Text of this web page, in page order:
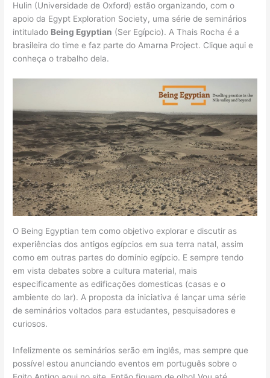
Hulin (Universidade de Oxford) estão organizando, com o
apoio da Egypt Exploration Society, uma série de seminários
intitulado Being Egyptian (Ser Egípcio). A Thais Rocha é a
brasileira do time e faz parte do Amarna Project. Clique aqui e
conheça o trabalho dela.
O Being Egyptian tem como objetivo explorar e discutir as
experiências dos antigos egípcios em sua terra natal, assim
como em outras partes do domínio egípcio. E sempre tendo
em vista debates sobre a cultura material, mais
especificamente as edificações domesticas (casas e o
ambiente do lar). A proposta da iniciativa é lançar uma série
de seminários voltados para estudantes, pesquisadores e
curiosos.
Infelizmente os seminários serão em inglês, mas sempre que
possível estou anunciando eventos em português sobre o